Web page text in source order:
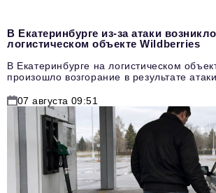
В Екатеринбурге из-за атаки
логистическом объекте Wildberries
В Екатеринбурге на логистическом
произошло возгорание в результате
07 августа 09:51